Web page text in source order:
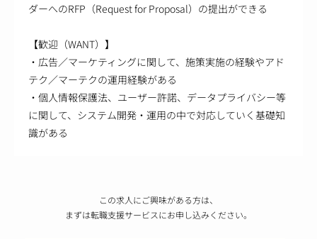
ダーへのRFP（Request for Proposal）の提出ができる
【歓迎（WANT）】
・広告／マーケティングに関して、施策実施の経験やアド
テク／マーテクの運用経験がある
・個人情報保護法、ユーザー許諾、データプライバシー等
に関して、システム開発・運用の中で対応していく基礎知
識がある
この求人にご興味がある方は、
まずは転職支援サービスにお申し込みください。